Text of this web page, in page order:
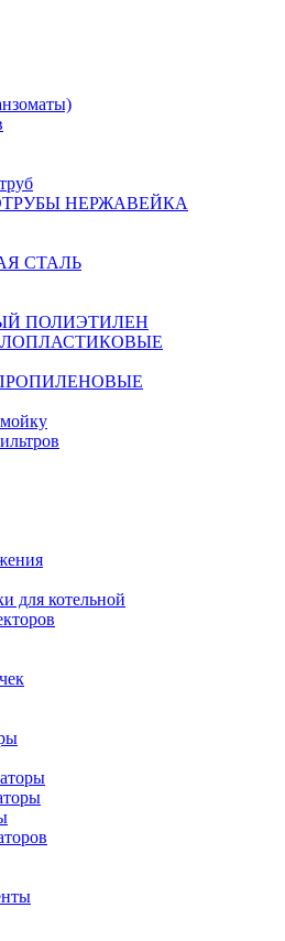
НЕРЖАВЕЙКА
СТАЛЬ
ПОЛИЭТИЛЕН
для котельной